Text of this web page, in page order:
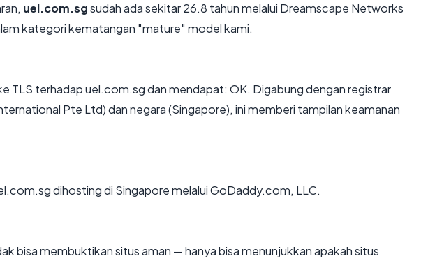
uel.com.sgsudah ada sekitar 26.8 tahun melalui Dreamscape Networks
kategori kematangan "mature" model kami.
TLS terhadap uel.com.sg dan mendapat: OK. Digabung dengan registrar
Pte Ltd) dan negara (Singapore), ini memberi tampilan keamanan
dihosting di Singapore melalui GoDaddy.com, LLC.
bisa membuktikan situs aman — hanya bisa menunjukkan apakah situs